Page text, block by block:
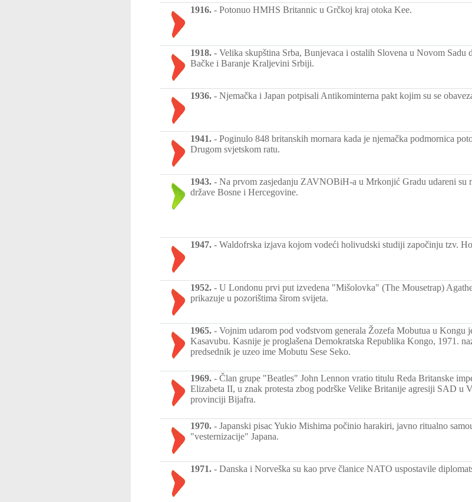
1916. - Potonuo HMHS Britannic u Grčkoj kraj otoka Kee.
1918. - Velika skupština Srba, Bunjevaca i ostalih Slovena u Novom Sadu
Bačke i Baranje Kraljevini Srbiji.
1936. - Njemačka i Japan potpisali Antikominterna pakt kojim su se
1941. - Poginulo 848 britanskih mornara kada je njemačka podmornica
Drugom svjetskom ratu.
1943. - Na prvom zasjedanju ZAVNOBiH-a u Mrkonjić Gradu udareni su
države Bosne i Hercegovine.
1947. - Waldofrska izjava kojom vodeći holivudski studiji započinju tzv.
1952. - U Londonu prvi put izvedena "Mišolovka" (The Mousetrap)
prikazuje u pozorištima širom svijeta.
1965. - Vojnim udarom pod vođstvom generala Žozefa Mobutua u Kongu
Kasavubu. Kasnije je proglašena Demokratska Republika Kongo, 1971.
predsednik je uzeo ime Mobutu Sese Seko.
1969. - Član grupe "Beatles" John Lennon vratio titulu Reda Britanske
Elizabeta II, u znak protesta zbog podrške Velike Britanije agresiji SAD u
provinciji Bijafra.
1970. - Japanski pisac Yukio Mishima počinio harakiri, javno ritualno
"vesternizacije" Japana.
1971. - Danska i Norveška su kao prve članice NATO uspostavile